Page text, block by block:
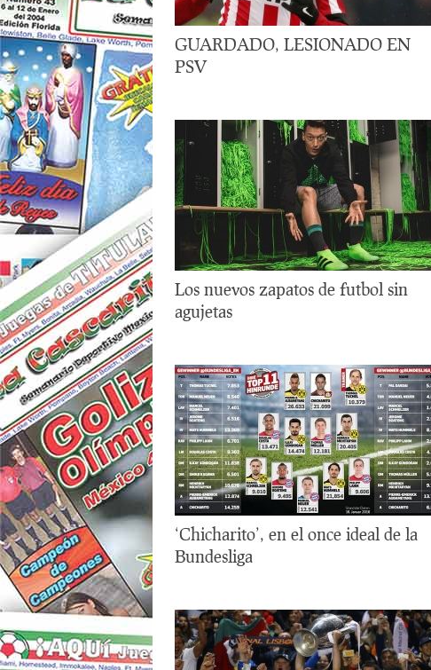
GUARDADO, LESIONADO EN
PSV
Los nuevos zapatos de futbol sin
agujetas
‘Chicharito’, en el once ideal de la
Bundesliga